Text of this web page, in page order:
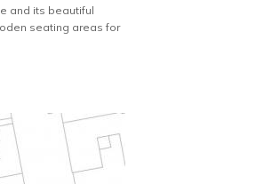
and its beautiful
seating areas for